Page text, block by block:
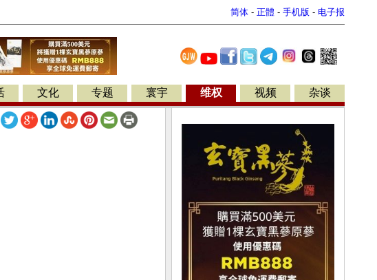
简体 - 正體 - 手机版 - 电子报
文化 专题 寰宇 维权 视频 杂谈